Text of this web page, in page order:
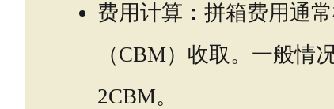
费用计算：拼箱费用通
（CBM）收取。一般情
2CBM。